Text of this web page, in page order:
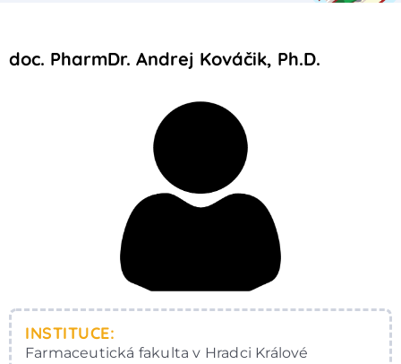
doc. PharmDr. Andrej Kováčik, Ph.D.
INSTITUCE:
Farmaceutická fakulta v Hradci Králové